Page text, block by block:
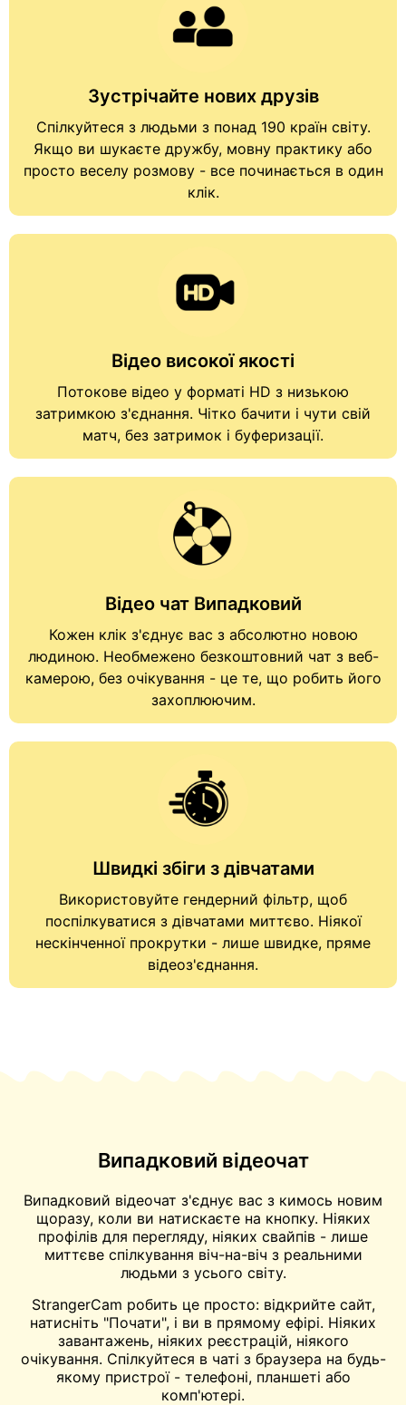
Зустрічайте нових друзів
Спілкуйтеся з людьми з понад 190 країн світу.
Якщо ви шукаєте дружбу, мовну практику або
просто веселу розмову - все починається в один
клік.
Відео високої якості
Потокове відео у форматі HD з низькою
затримкою з'єднання. Чітко бачити і чути свій
матч, без затримок і буферизації.
Відео чат Випадковий
Кожен клік з'єднує вас з абсолютно новою
людиною. Необмежено безкоштовний чат з веб-
камерою, без очікування - це те, що робить його
захоплюючим.
Швидкі збіги з дівчатами
Використовуйте гендерний фільтр, щоб
поспілкуватися з дівчатами миттєво. Ніякої
нескінченної прокрутки - лише швидке, пряме
відеоз'єднання.
Випадковий відеочат
Випадковий відеочат з'єднує вас з кимось новим
щоразу, коли ви натискаєте на кнопку. Ніяких
профілів для перегляду, ніяких свайпів - лише
миттєве спілкування віч-на-віч з реальними
людьми з усього світу.
StrangerCam робить це просто: відкрийте сайт,
натисніть "Почати", і ви в прямому ефірі. Ніяких
завантажень, ніяких реєстрацій, ніякого
очікування. Спілкуйтеся в чаті з браузера на будь-
якому пристрої - телефоні, планшеті або
комп'ютері.